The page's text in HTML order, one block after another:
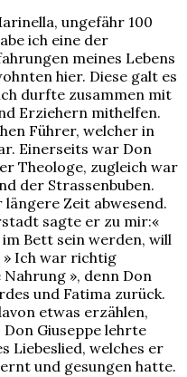
ungefähr 100
ich eine der
meines Lebens
hier. Diese galt es
durfte zusammen mit
Erziehern mithelfen.
Führer, welcher in
Einerseits war Don
Theologe, zugleich war
der Strassenbuben.
längere Zeit abwesend.
sagte er zu mir:«
Bett sein werden, will
» Ich war richtig
», denn Don
und Fatima zurück.
etwas erzählen,
Giuseppe lehrte
Liebeslied, welches er
und gesungen hatte.